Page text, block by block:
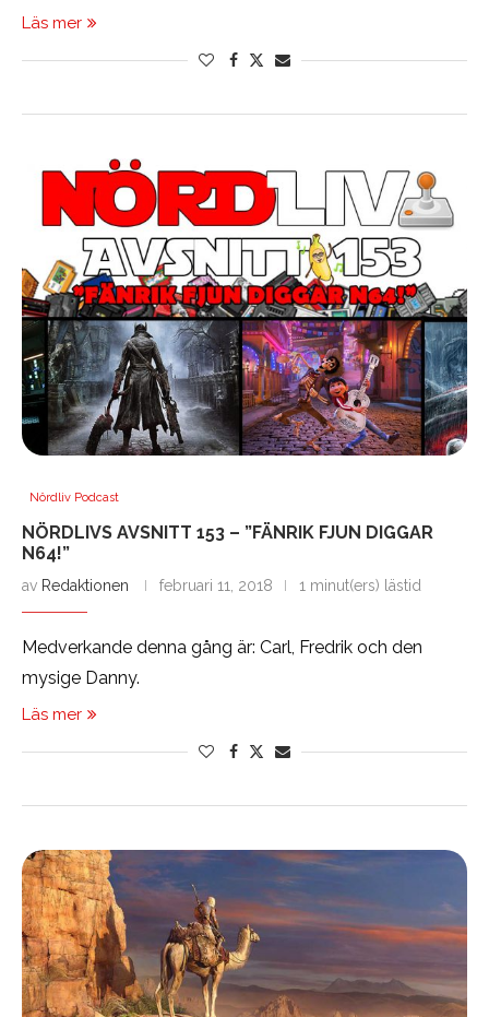
Läs mer
Nördliv Podcast
NÖRDLIVS AVSNITT 153 – ”FÄNRIK FJUN DIGGAR
N64!”
av Redaktionen februari 11, 2018 1 minut(ers) lästid
Medverkande denna gång är: Carl, Fredrik och den
mysige Danny.
Läs mer